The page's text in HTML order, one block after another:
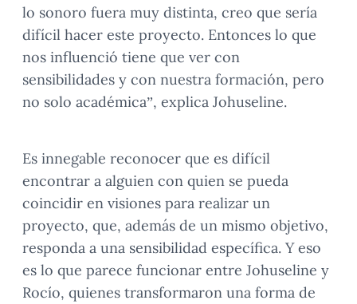
lo sonoro fuera muy distinta, creo que sería
difícil hacer este proyecto. Entonces lo que
nos influenció tiene que ver con
sensibilidades y con nuestra formación, pero
no solo académica”, explica Johuseline.
Es innegable reconocer que es difícil
encontrar a alguien con quien se pueda
coincidir en visiones para realizar un
proyecto, que, además de un mismo objetivo,
responda a una sensibilidad específica. Y eso
es lo que parece funcionar entre Johuseline y
Rocío, quienes transformaron una forma de